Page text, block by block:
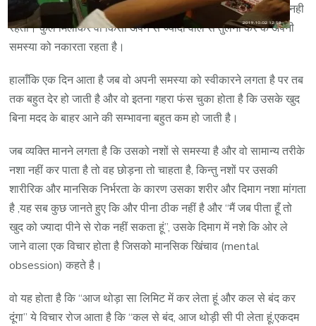
वाले से तुलना करने लगता है जैसे कि मैं शराब की दुकान के बाहर पड़ा तो नही
रहता। कुल मिलाकर वो किसी अपने से ज्यादा वाले से तुलना कर के अपनी
समस्या को नकारता रहता है।
हालाँकि एक दिन आता है जब वो अपनी समस्या को स्वीकारने लगता है पर तब
तक बहुत देर हो जाती है और वो इतना गहरा फंस चुका होता है कि उसके खुद
बिना मदद के बाहर आने की सम्भावना बहुत कम हो जाती है।
जब व्यक्ति मानने लगता है कि उसको नशों से समस्या है और वो सामान्य तरीके
नशा नहीं कर पाता है तो वह छोड़ना तो चाहता है, किन्तु नशों पर उसकी
शारीरिक और मानसिक निर्भरता के कारण उसका शरीर और दिमाग नशा मांगता
है ,यह सब कुछ जानते हुए कि और पीना ठीक नहीं है और “मैं जब पीता हूँ तो
खुद को ज्यादा पीने से रोक नहीं सकता हूं”, उसके दिमाग में नशे कि ओर ले
जाने वाला एक विचार होता है जिसको मानसिक खिंचाव (mental
obsession) कहते है।
वो यह होता है कि “आज थोड़ा सा लिमिट में कर लेता हूं और कल से बंद कर
दूंगा” ये विचार रोज आता है कि “कल से बंद, आज थोड़ी सी पी लेता हूं,एकदम